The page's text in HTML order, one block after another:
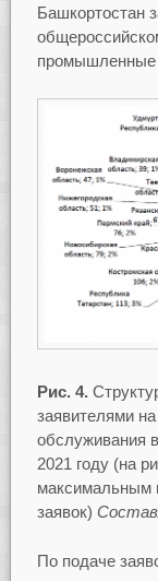
Башкортостан
промышленные
Рис. 4.
заявителями на
обслуживания
2021 году (на
максимальным
заявок)
По подаче